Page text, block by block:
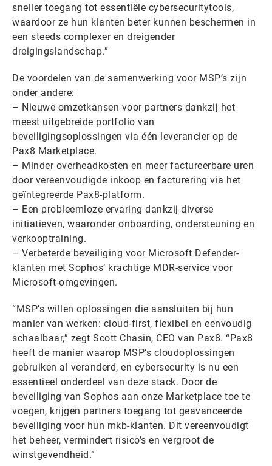
sneller toegang tot essentiële cybersecuritytools,
waardoor ze hun klanten beter kunnen beschermen in
een steeds complexer en dreigender
dreigingslandschap.”
De voordelen van de samenwerking voor MSP’s zijn
onder andere:
– Nieuwe omzetkansen voor partners dankzij het
meest uitgebreide portfolio van
beveiligingsoplossingen via één leverancier op de
Pax8 Marketplace.
– Minder overheadkosten en meer factureerbare uren
door vereenvoudigde inkoop en facturering via het
geïntegreerde Pax8-platform.
– Een probleemloze ervaring dankzij diverse
initiatieven, waaronder onboarding, ondersteuning en
verkooptraining.
– Verbeterde beveiliging voor Microsoft Defender-
klanten met Sophos’ krachtige MDR-service voor
Microsoft-omgevingen.
“MSP’s willen oplossingen die aansluiten bij hun
manier van werken: cloud-first, flexibel en eenvoudig
schaalbaar,” zegt Scott Chasin, CEO van Pax8. “Pax8
heeft de manier waarop MSP’s cloudoplossingen
gebruiken al veranderd, en cybersecurity is nu een
essentieel onderdeel van deze stack. Door de
beveiliging van Sophos aan onze Marketplace toe te
voegen, krijgen partners toegang tot geavanceerde
beveiliging voor hun mkb-klanten. Dit vereenvoudigt
het beheer, vermindert risico’s en vergroot de
winstgevendheid.”